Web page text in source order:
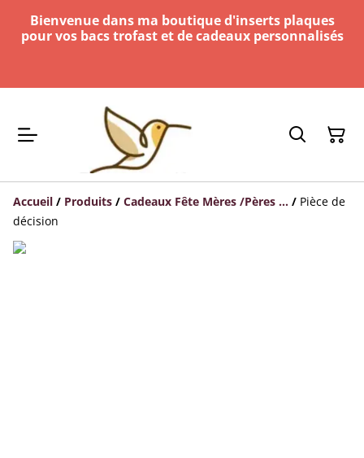
Bienvenue dans ma boutique d'inserts plaques
pour vos bacs trofast et de cadeaux personnalisés
Accueil / Produits / Cadeaux Fête Mères /Pères ... / Pièce de
décision